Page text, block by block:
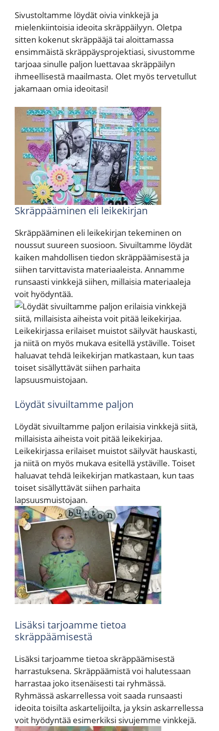
Sivustoltamme löydät oivia vinkkejä ja
mielenkiintoisia ideoita skräppäilyyn. Oletpa
sitten kokenut skräppääjä tai aloittamassa
ensimmäistä skräppäysprojektiasi, sivustomme
tarjoaa sinulle paljon luettavaa skräppäilyn
ihmeellisestä maailmasta. Olet myös tervetullut
jakamaan omia ideoitasi!
Skräppääminen eli leikekirjan
Skräppääminen eli leikekirjan tekeminen on
noussut suureen suosioon. Sivuiltamme löydät
kaiken mahdollisen tiedon skräppäämisestä ja
siihen tarvittavista materiaaleista. Annamme
runsaasti vinkkejä siihen, millaisia materiaaleja
voit hyödyntää.
Löydät sivuiltamme paljon
Löydät sivuiltamme paljon erilaisia vinkkejä siitä,
millaisista aiheista voit pitää leikekirjaa.
Leikekirjassa erilaiset muistot säilyvät hauskasti,
ja niitä on myös mukava esitellä ystäville. Toiset
haluavat tehdä leikekirjan matkastaan, kun taas
toiset sisällyttävät siihen parhaita
lapsuusmuistojaan.
Lisäksi tarjoamme tietoa
skräppäämisestä
Lisäksi tarjoamme tietoa skräppäämisestä
harrastuksena. Skräppäämistä voi halutessaan
harrastaa joko itsenäisesti tai ryhmässä.
Ryhmässä askarrellessa voit saada runsaasti
ideoita toisilta askartelijoilta, ja yksin askarrellessa
voit hyödyntää esimerkiksi sivujemme vinkkejä.